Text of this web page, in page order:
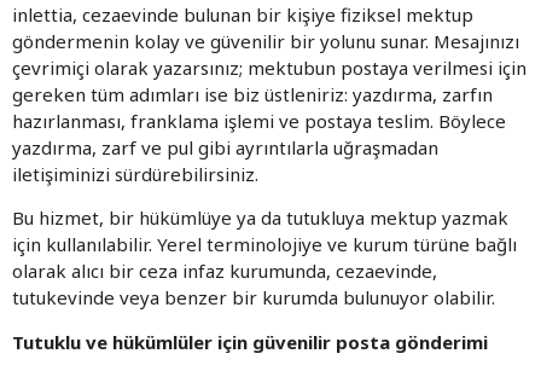
inlettia, cezaevinde bulunan bir kişiye fiziksel mektup
göndermenin kolay ve güvenilir bir yolunu sunar. Mesajınızı
çevrimiçi olarak yazarsınız; mektubun postaya verilmesi için
gereken tüm adımları ise biz üstleniriz: yazdırma, zarfın
hazırlanması, franklama işlemi ve postaya teslim. Böylece
yazdırma, zarf ve pul gibi ayrıntılarla uğraşmadan
iletişiminizi sürdürebilirsiniz.
Bu hizmet, bir hükümlüye ya da tutukluya mektup yazmak
için kullanılabilir. Yerel terminolojiye ve kurum türüne bağlı
olarak alıcı bir ceza infaz kurumunda, cezaevinde,
tutukevinde veya benzer bir kurumda bulunuyor olabilir.
Tutuklu ve hükümlüler için güvenilir posta gönderimi